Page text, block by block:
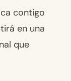
contigo
en una
que